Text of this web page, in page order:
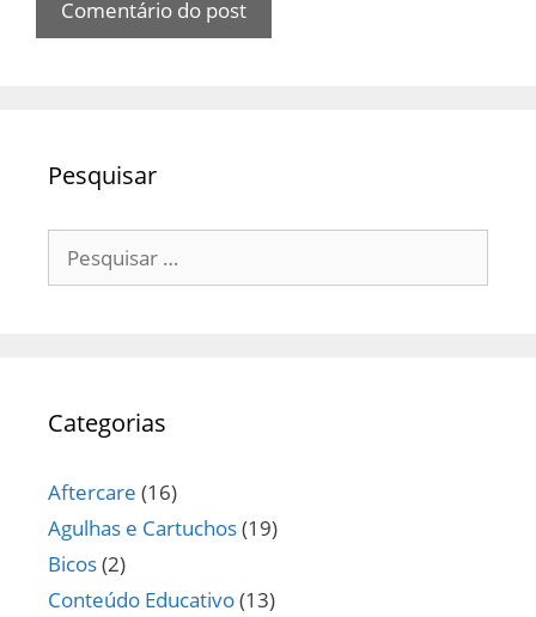
Pesquisar
Pesquisar
por:
Categorias
Aftercare (16)
Agulhas e Cartuchos(19)
Bicos(2)
Conteúdo Educativo(13)